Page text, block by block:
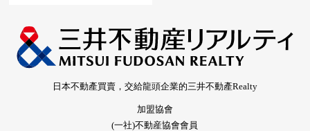
日本不動產買賣，交給龍頭企業的三井不動產Realty
加盟協會
(一社)不動産協會會員